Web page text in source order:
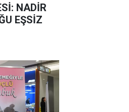
NADİR
EŞSİZ